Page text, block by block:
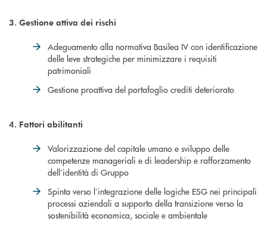
3. Gestione attiva dei rischi
Adeguamento alla normativa Basilea IV con identificazione
delle leve strategiche per minimizzare i requisiti
patrimoniali
Gestione proattiva del portafoglio crediti deteriorato
4. Fattori abilitanti
Valorizzazione del capitale umano e sviluppo delle
competenze manageriali e di leadership e rafforzamento
dell’identità di Gruppo
Spinta verso l’integrazione delle logiche ESG nei principali
processi aziendali a supporto della transizione verso la
sostenibilità economica, sociale e ambientale